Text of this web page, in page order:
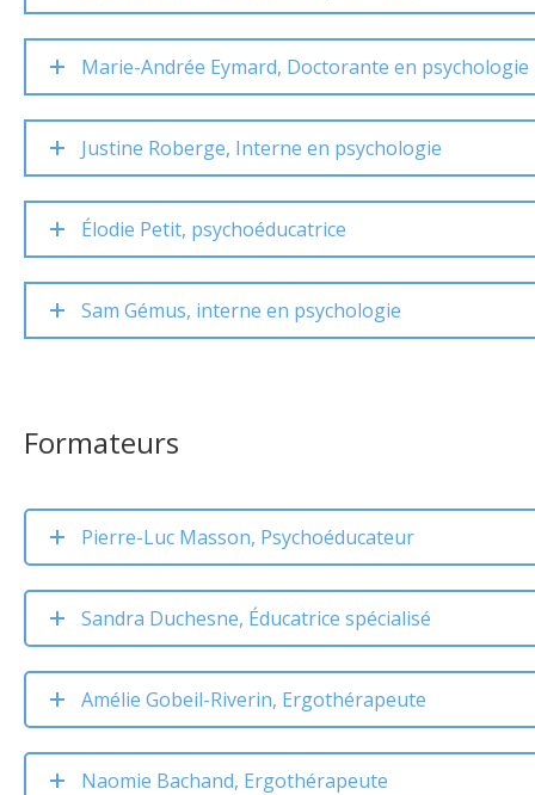
Marie-Andrée Eymard, Doctorante en psychologie
Justine Roberge, Interne en psychologie
Élodie Petit, psychoéducatrice
Sam Gémus, interne en psychologie
Formateurs
Pierre-Luc Masson, Psychoéducateur
Sandra Duchesne, Éducatrice spécialisé
Amélie Gobeil-Riverin, Ergothérapeute
Naomie Bachand, Ergothérapeute